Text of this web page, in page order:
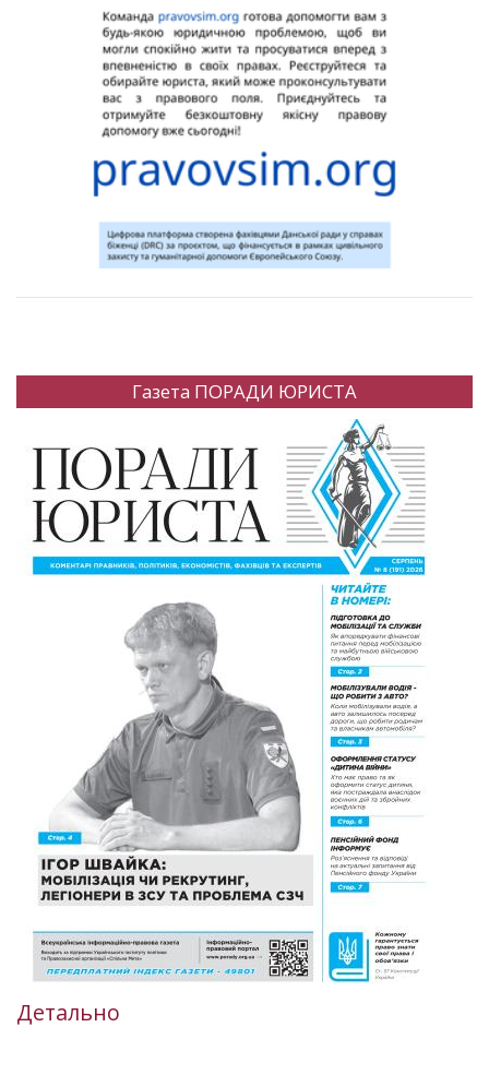
Газета ПОРАДИ ЮРИСТА
Детально